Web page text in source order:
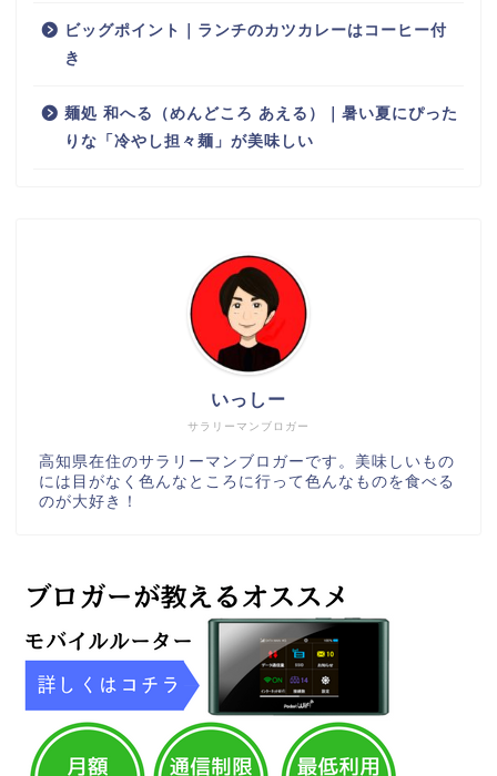
ビッグポイント｜ランチのカツカレーはコーヒー付
き
麺処 和へる（めんどころ あえる）｜暑い夏にぴった
りな「冷やし担々麺」が美味しい
サラリーマンブロガー
いっしー
高知県在住のサラリーマンブロガーです。美味しいもの
には目がなく色んなところに行って色んなものを食べる
のが大好き！